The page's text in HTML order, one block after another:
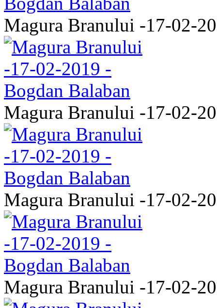
Magura Branului -17-02-
Magura Branului -17-02-
Magura Branului -17-02-
Magura Branului -17-02-